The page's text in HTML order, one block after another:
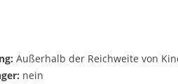
Außerhalb der Reichweite von
nein